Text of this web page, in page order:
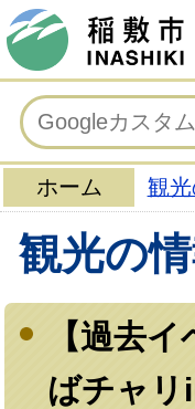
ホーム 観
観光の
【過去
ばチャ